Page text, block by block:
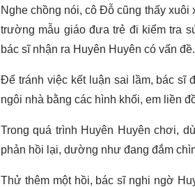
Nghe chồng nói, cô Đỗ cũng thấy xuôi
trường mẫu giáo đưa trẻ đi kiểm tra
bác sĩ nhận ra Huyên Huyên có vấn đề.
Để tránh việc kết luận sai lầm, bác sĩ
ngôi nhà bằng các hình khối, em liền
Trong quá trình Huyên Huyên chơi,
phản hồi lại, dường như đang đắm
Thử thêm một hồi, bác sĩ nghi ngờ